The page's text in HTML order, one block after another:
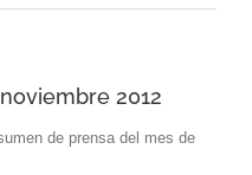
2012
de prensa del mes de